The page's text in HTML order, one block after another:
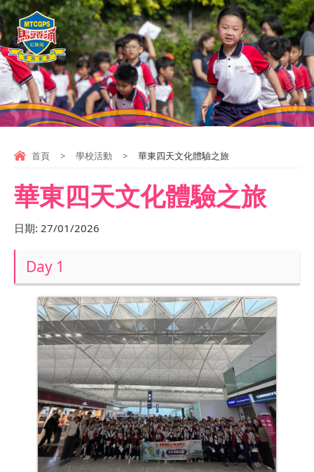
首頁 > 學校活動 > 華東四天文化體驗之旅
華東四天文化體驗之旅
日期: 27/01/2026
Day 1